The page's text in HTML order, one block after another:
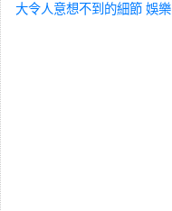
大令人意想不到的細節 娛樂